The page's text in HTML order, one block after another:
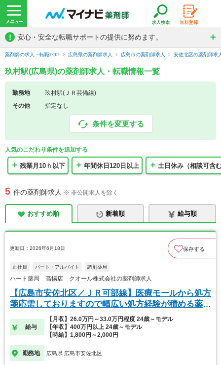
! 安心・安全な転職サポートの提供に努めます。
薬剤師の求人・転職TOP 広島県の薬剤師求人 広島市の薬剤師求人 安佐北区の薬剤師求
玖村駅(広島県)の薬剤師求人・転職情報一覧
勤務地
玖村駅(ＪＲ芸備線)
その他
指定なし
条件を変更する
人気のこだわり条件を追加する
残業月10ｈ以下 年間休日120日以上 土日休み（相談可含
5 件の薬剤師求人 ※ 非公開求人を除く
おすすめ順 新着順 給与順
更新日：2026年6月18日 保存する
正社員 パート・アルバイト 調剤薬局
ハート薬局 高揚店 クオール株式会社の薬剤師求人
【広島市安佐北区／ＪＲ可部線】医療モールから処方
箋応需しておりますので幅広い処方経験が積める薬局
給与
【月収】26.0万円～33.0万円程度 24歳～モデル
【年収】400万円以上 24歳～モデル
【時給】1,800円～2,000円
勤務地 広島県 広島市安佐北区